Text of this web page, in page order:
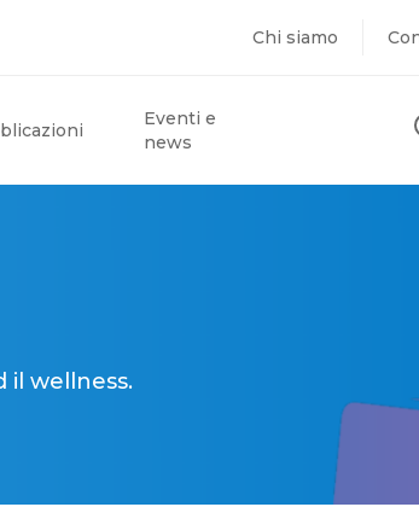
Chi siamo
Eventi e
news
il wellness.